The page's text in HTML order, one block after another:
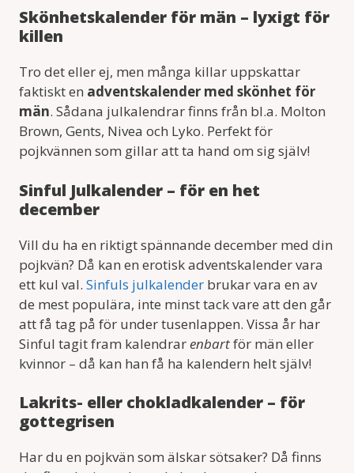
Skönhetskalender för män – lyxigt för
killen
Tro det eller ej, men många killar uppskattar
faktiskt en adventskalender med skönhet för
män. Sådana julkalendrar finns från bl.a. Molton
Brown, Gents, Nivea och Lyko. Perfekt för
pojkvännen som gillar att ta hand om sig själv!
Sinful Julkalender – för en het
december
Vill du ha en riktigt spännande december med din
pojkvän? Då kan en erotisk adventskalender vara
ett kul val. Sinfuls julkalender brukar vara en av
de mest populära, inte minst tack vare att den går
att få tag på för under tusenlappen. Vissa år har
Sinful tagit fram kalendrarenbartför män eller
kvinnor – då kan han få ha kalendern helt själv!
Lakrits- eller chokladkalender – för
gottegrisen
Har du en pojkvän som älskar sötsaker? Då finns